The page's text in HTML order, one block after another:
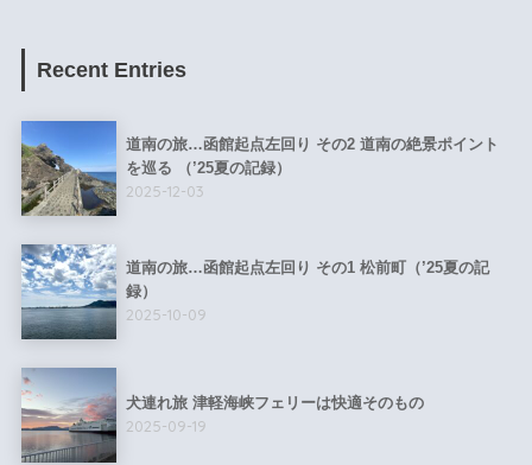
Recent Entries
道南の旅…函館起点左回り その2 道南の絶景ポイント
を巡る （’25夏の記録）
2025-12-03
道南の旅…函館起点左回り その1 松前町（’25夏の記
録）
2025-10-09
犬連れ旅 津軽海峡フェリーは快適そのもの
2025-09-19